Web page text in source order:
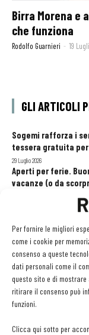
Per fornire le migliori
come i cookie per
consenso a queste
dati personali come il
questo sito e di mostrare
ritirare il consenso può
funzioni.
Clicca qui sotto per
Birra Morena e
che funziona
Rodolfo Guarnieri - 19
GLI ARTICOLI
Sogemi rafforza i
tessera gratuita
29 Luglio 2026
Aperti per ferie.
vacanze (o da
Recensioni online,
modifiche alle
20 Luglio 2026
EDICOLA WEB